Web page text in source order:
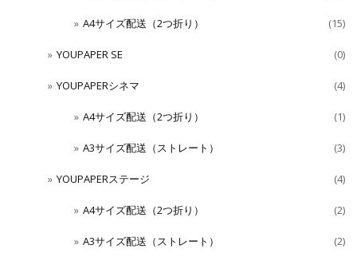
A4サイズ配送（2つ折り） (15)
YOUPAPER SE (0)
YOUPAPERシネマ (4)
A4サイズ配送（2つ折り） (1)
A3サイズ配送（ストレート） (3)
YOUPAPERステージ (4)
A4サイズ配送（2つ折り） (2)
A3サイズ配送（ストレート） (2)